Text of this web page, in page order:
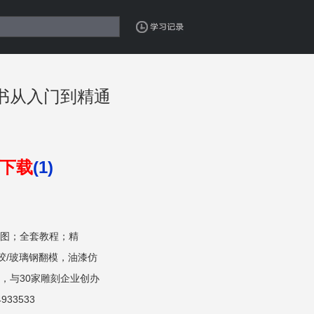
从入门到精通
载(1)
；全套教程；精
/玻璃钢翻模，油漆仿
与30家雕刻企业创办